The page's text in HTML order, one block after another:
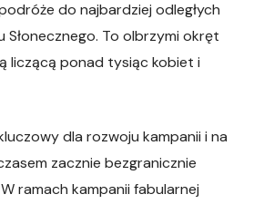
do najbardziej odległych
Słonecznego. To olbrzymi okręt
liczącą ponad tysiąc kobiet i
dla rozwoju kampanii i na
zacznie bezgranicznie
ramach kampanii fabularnej